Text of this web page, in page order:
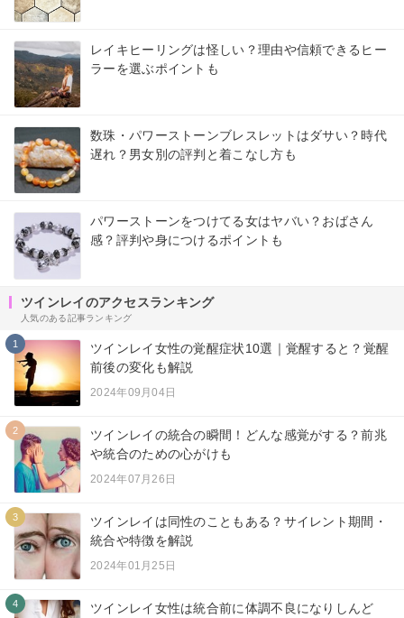
レイキヒーリングは怪しい？理由や信頼できるヒー
ラーを選ぶポイントも
数珠・パワーストーンブレスレットはダサい？時代
遅れ？男女別の評判と着こなし方も
パワーストーンをつけてる女はヤバい？おばさん
感？評判や身につけるポイントも
ツインレイのアクセスランキング
人気のある記事ランキング
1
ツインレイ女性の覚醒症状10選｜覚醒すると？覚醒
前後の変化も解説
2024年09月04日
2
ツインレイの統合の瞬間！どんな感覚がする？前兆
や統合のための心がけも
2024年07月26日
3
ツインレイは同性のこともある？サイレント期間・
統合や特徴を解説
2024年01月25日
4
ツインレイ女性は統合前に体調不良になりしんど